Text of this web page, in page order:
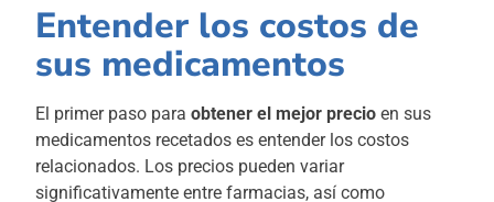
Entender los costos de
sus medicamentos
El primer paso paraobtener el mejor precio en sus
medicamentos recetados es entender los costos
relacionados. Los precios pueden variar
significativamente entre farmacias, así como